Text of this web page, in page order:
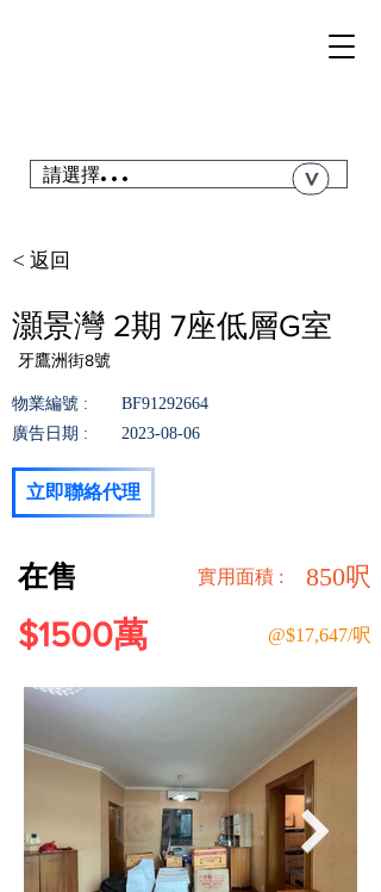
請選擇... >
< 返回
灝景灣 2期 7座低層G室
牙鷹洲街8號
物業編號 :
廣告日期 :
BF91292664
2023-08-06
立即聯絡代理
在售 ​實用面積 : 850呎
$1500萬 @$17,647/呎